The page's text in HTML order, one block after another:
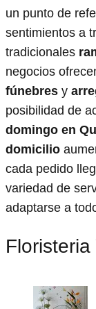
un punto de
sentimientos a
tradicionales
negocios
fúnebres y
posibilidad de
domingo en
domicilio
cada pedido
variedad de
adaptarse a